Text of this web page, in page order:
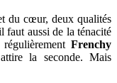
du cœur, deux qualités
faut aussi de la ténacité
Frenchy
la seconde. Mais